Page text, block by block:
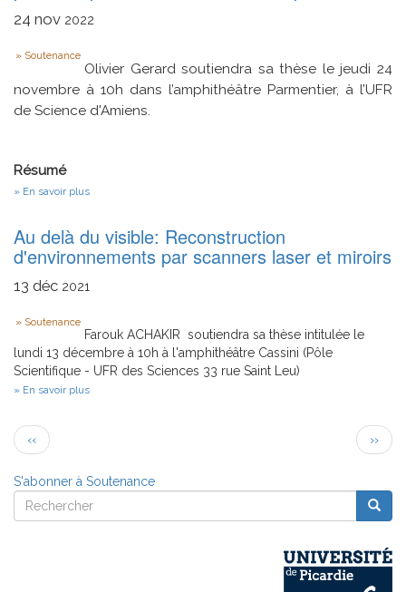
des
artificielle
24 nov 2022
Type
Soutenance
Olivier Gerard soutiendra sa thèse le jeudi 24
novembre à 10h dans l’amphithéâtre Parmentier, à l’UFR
de Science d'Amiens.
Résumé
En savoir plus
un
outil
pour
patient
dans
le
milieu
Au delà du visible: Reconstruction
d'environnements par scanners laser et miroirs
13 déc 2021
Type
Soutenance
Farouk ACHAKIR soutiendra sa thèse intitulée le
lundi 13 décembre à 10h à l'amphithéâtre Cassini (Pôle
Scientifique - UFR des Sciences 33 rue Saint Leu)
En savoir plus
d'environnements
par
scanners
laser
Pagination
Page
précédente
‹‹
Page
››
S'abonner à Soutenance
Rechercher
Rechercher